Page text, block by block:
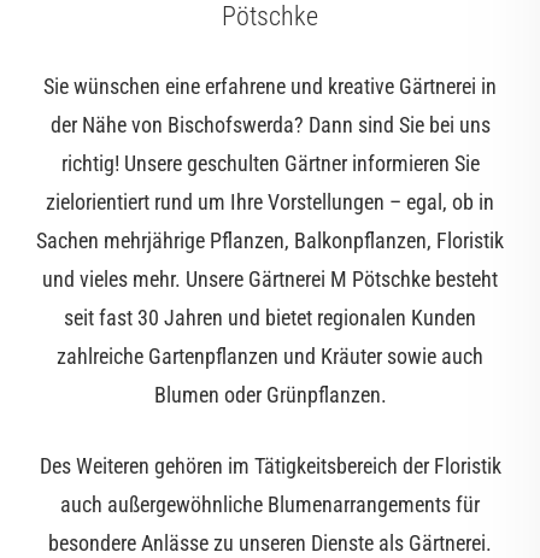
Pötschke
Sie wünschen eine erfahrene und kreative Gärtnerei in
der Nähe von Bischofswerda? Dann sind Sie bei uns
richtig! Unsere geschulten Gärtner informieren Sie
zielorientiert rund um Ihre Vorstellungen – egal, ob in
Sachen mehrjährige Pflanzen, Balkonpflanzen, Floristik
und vieles mehr. Unsere Gärtnerei M Pötschke besteht
seit fast 30 Jahren und bietet regionalen Kunden
zahlreiche Gartenpflanzen und Kräuter sowie auch
Blumen oder Grünpflanzen.
Des Weiteren gehören im Tätigkeitsbereich der Floristik
auch außergewöhnliche Blumenarrangements für
besondere Anlässe zu unseren Dienste als Gärtnerei.